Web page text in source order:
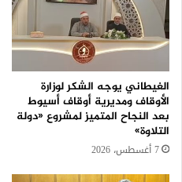
الغيطاني يوجه الشكر لوزارة
الأوقاف ومديرية أوقاف أسيوط
بعد النجاح المتميز لمشروع «دولة
التلاوة»
7 أغسطس، 2026